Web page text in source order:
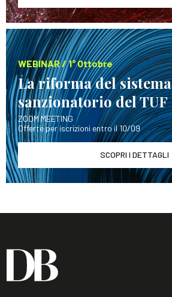
WEBINAR / 1° Ottobre
La riforma del sistema
sanzionatorio del TUF
ZOOM MEETING
Offerte per iscrizioni entro il 10/09
SCOPRI I DETTAGLI